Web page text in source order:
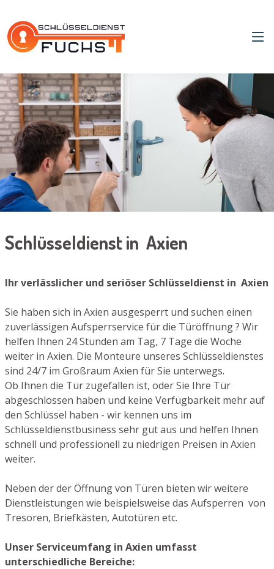
Schlüsseldienst in Axien
Ihr verlässlicher und seriöser Schlüsseldienst in Axien
Sie haben sich in Axien ausgesperrt und suchen einen
zuverlässigen Aufsperrservice für die Türöffnung ? Wir
helfen Ihnen 24 Stunden am Tag, 7 Tage die Woche
weiter in Axien. Die Monteure unseres Schlüsseldienstes
sind 24/7 im Großraum Axien für Sie unterwegs.
Ob Ihnen die Tür zugefallen ist, oder Sie Ihre Tür
abgeschlossen haben und keine Verfügbarkeit mehr auf
den Schlüssel haben - wir kennen uns im
Schlüsseldienstbusiness sehr gut aus und helfen Ihnen
schnell und professionell zu niedrigen Preisen in Axien
weiter.
Neben der der Öffnung von Türen bieten wir weitere
Dienstleistungen wie beispielsweise das Aufsperren von
Tresoren, Briefkästen, Autotüren etc.
Unser Serviceumfang in Axien umfasst
unterschiedliche Bereiche: